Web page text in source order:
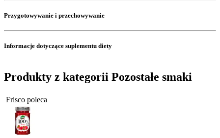
Przygotowywanie i przechowywanie
Informacje dotyczące suplementu diety
Produkty z kategorii Pozostałe smaki
Frisco poleca